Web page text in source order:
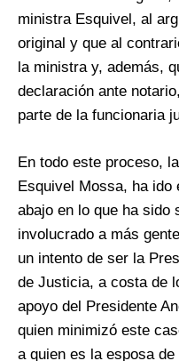
ministra Esquivel, al
original y que al
la ministra y, además,
declaración ante
parte de la funcionaria
En todo este proceso,
Esquivel Mossa, ha ido
abajo en lo que ha sido
involucrado a más
un intento de ser la
de Justicia, a costa de
apoyo del Presidente
quien minimizó este
a quien es la esposa